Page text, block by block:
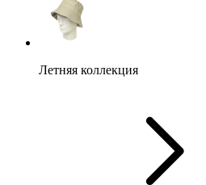
Летняя коллекция